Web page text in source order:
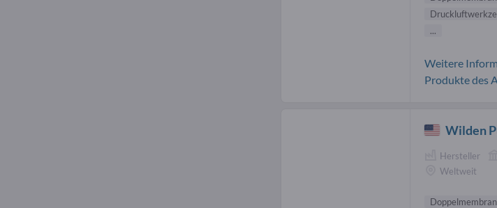
...
Weitere
Produkte des
Wilden
Hersteller
Weltweit